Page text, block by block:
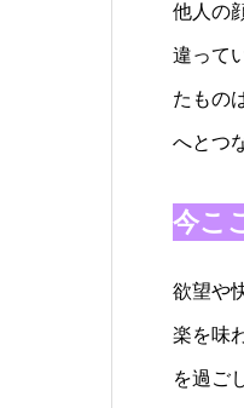
他人の
違って
たもの
へとつ
今こ
欲望や
楽を味
を過ご